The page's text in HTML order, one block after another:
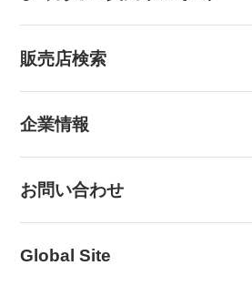
販売店検索
企業情報
お問い合わせ
Global Site